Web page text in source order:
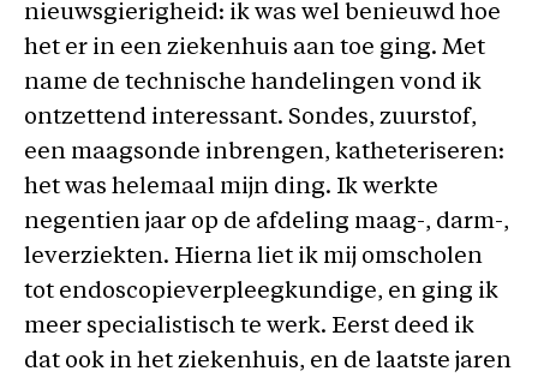
nieuwsgierigheid: ik was wel benieuwd hoe
het er in een ziekenhuis aan toe ging. Met
name de technische handelingen vond ik
ontzettend interessant. Sondes, zuurstof,
een maagsonde inbrengen, katheteriseren:
het was helemaal mijn ding. Ik werkte
negentien jaar op de afdeling maag-, darm-,
leverziekten. Hierna liet ik mij omscholen
tot endoscopieverpleegkundige, en ging ik
meer specialistisch te werk. Eerst deed ik
dat ook in het ziekenhuis, en de laatste jaren